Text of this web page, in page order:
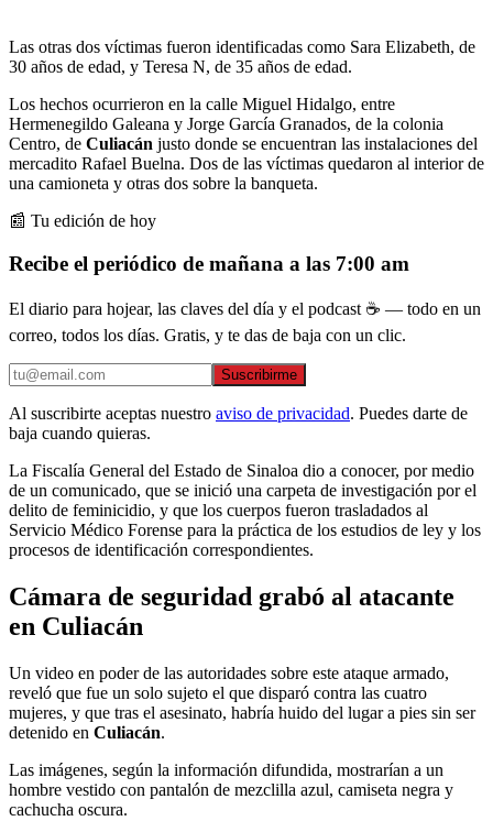
Las otras dos víctimas fueron identificadas como Sara Elizabeth, de
30 años de edad, y Teresa N, de 35 años de edad.
Los hechos ocurrieron en la calle Miguel Hidalgo, entre
Hermenegildo Galeana y Jorge García Granados, de la colonia
Centro, de Culiacán justo donde se encuentran las instalaciones del
mercadito Rafael Buelna. Dos de las víctimas quedaron al interior de
una camioneta y otras dos sobre la banqueta.
📰 Tu edición de hoy
Recibe el periódico de mañana a las 7:00 am
El diario para hojear, las claves del día y el podcast ☕ — todo en un
correo, todos los días. Gratis, y te das de baja con un clic.
Suscribirme
Al suscribirte aceptas nuestro aviso de privacidad. Puedes darte de
baja cuando quieras.
La Fiscalía General del Estado de Sinaloa dio a conocer, por medio
de un comunicado, que se inició una carpeta de investigación por el
delito de feminicidio, y que los cuerpos fueron trasladados al
Servicio Médico Forense para la práctica de los estudios de ley y los
procesos de identificación correspondientes.
Cámara de seguridad grabó al atacante
en Culiacán
Un video en poder de las autoridades sobre este ataque armado,
reveló que fue un solo sujeto el que disparó contra las cuatro
mujeres, y que tras el asesinato, habría huido del lugar a pies sin ser
detenido en Culiacán.
Las imágenes, según la información difundida, mostrarían a un
hombre vestido con pantalón de mezclilla azul, camiseta negra y
cachucha oscura.